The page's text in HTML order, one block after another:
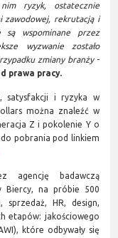
ryzyk, ostatecznie
zawodowej, rekrutacją i
są wspominane przez
wyzwanie zostało
zmiany branży -
prawa pracy.
satysfakcji i ryzyka w
można znaleźć w
Z i pokolenie Y o
pobrania pod linkiem
agencję badawczą
Biercy, na próbie 500
sprzedaż, HR, design,
etapów: jakościowego
które odbywały się